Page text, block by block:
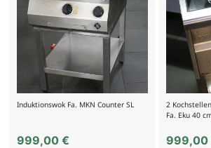
Induktionswok Fa. MKN Counter SL
999,00 €
2
Fa. Eku 40
999,00